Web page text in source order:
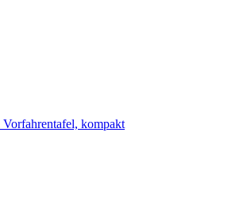
Vorfahrentafel, kompakt